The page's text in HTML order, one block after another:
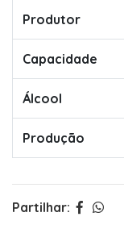
Produtor
Capacidade
Álcool
Produção
Partilhar: